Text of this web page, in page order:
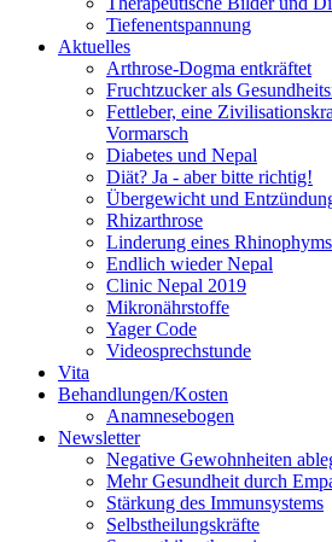
Tiefenentspannung
Aktuelles
Arthrose-Dogma entkräftet
Fruchtzucker als
Fettleber, eine
Vormarsch
Diabetes und Nepal
Diät? Ja - aber bitte richtig!
Übergewicht und
Rhizarthrose
Linderung eines Rhinophyms
Endlich wieder Nepal
Clinic Nepal 2019
Mikronährstoffe
Yager Code
Videosprechstunde
Vita
Behandlungen/Kosten
Anamnesebogen
Newsletter
Negative Gewohnheiten
Mehr Gesundheit durch
Stärkung des Immunsystems
Selbstheilungskräfte